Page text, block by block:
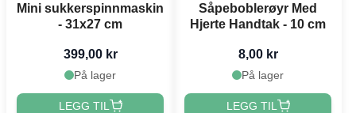
Mini sukkerspinnmaskin
- 31x27 cm
399,00 kr
På lager
LEGG TIL
Såpeboblerøyr Med
Hjerte Handtak - 10 cm
8,00 kr
På lager
LEGG TIL